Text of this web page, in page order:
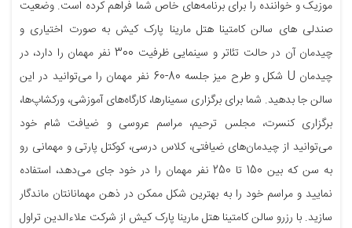
موزیک و خواننده را برای برنامه‌های خاص شما فراهم کرده است. وضعیت
صندلی های سالن کامتینا هتل مارینا پارک کیش به صورت اختیاری و
چیدمان آن در حالت تئاتر و سینمایی ظرفیت 300 نفر مهمان را دارد، در
چیدمان U شکل و طرح میز جلسه 80-60 نفر مهمان را می‌توانید در این
سالن جا بدهید. شما برای برگزاری سمینارها، کارگاه‌های آموزشی، ورکشاپ‌ها،
برگزاری کنسرت، مجلس ترحیم، مراسم عروسی و ضیافت شام خود
می‌توانید از چیدمان‌های ضیافتی، کلاس درسی، کوکتل پارتی و مهمانی رو
به سن که بین 150 تا 250 نفر مهمان را در خود جای می‌دهد، استفاده
نمایید و مراسم خود را به بهترین شکل ممکن در ذهن مهمانانتان ماندگار
سازید. با رزرو سالن کامتینا هتل مارینا پارک کیش از شرکت علاءالدین تراول